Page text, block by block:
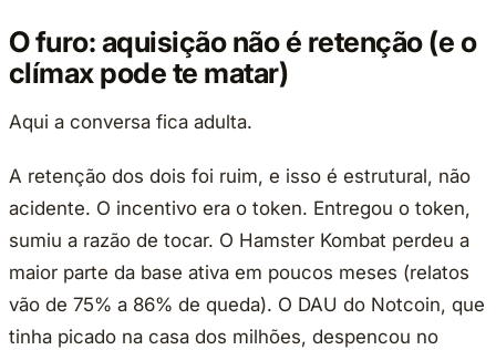
O furo: aquisição não é retenção (e o
clímax pode te matar)
Aqui a conversa fica adulta.
A retenção dos dois foi ruim, e isso é estrutural, não
acidente. O incentivo era o token. Entregou o token,
sumiu a razão de tocar. O Hamster Kombat perdeu a
maior parte da base ativa em poucos meses (relatos
vão de 75% a 86% de queda). O DAU do Notcoin, que
tinha picado na casa dos milhões, despencou no